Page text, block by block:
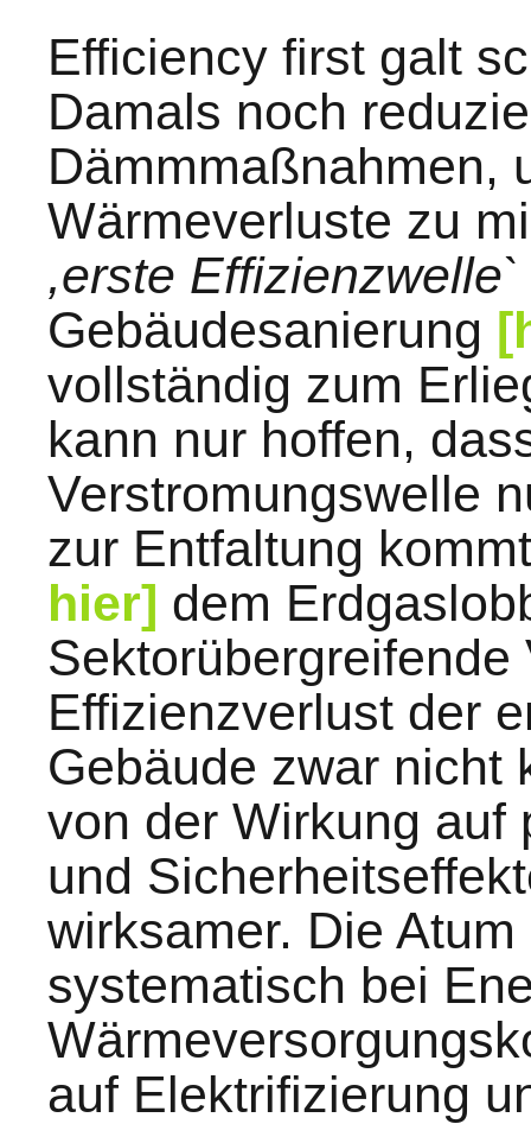
Efficiency first galt
Damals noch
Dämmmaßnahmen,
Wärmeverluste zu
,erste Effizienzwelle`
Gebäudesanierung
vollständig zum
kann nur hoffen,
Verstromungswelle
zur Entfaltung
hier] dem
Effizienzverlust der
Gebäude zwar nicht
von der Wirkung auf
und
wirksamer. Die
systematisch bei
auf Elektrifizierung